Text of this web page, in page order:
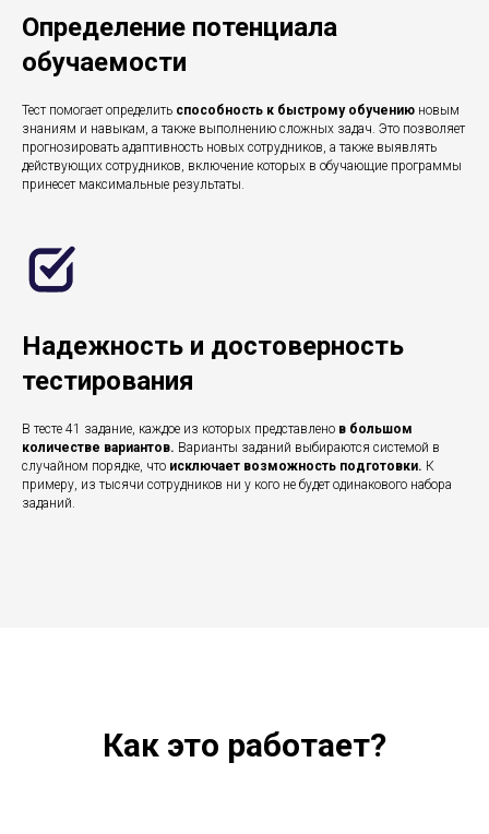
Определение потенциала
обучаемости
Тест помогает определить способность к быстрому обучению новым
знаниям и навыкам, а также выполнению сложных задач. Это позволяет
прогнозировать адаптивность новых сотрудников, а также выявлять
действующих сотрудников, включение которых в обучающие программы
принесет максимальные результаты.
Надежность и достоверность
тестирования
В тесте 41 задание, каждое из которых представлено в большом
количестве вариантов. Варианты заданий выбираются системой в
случайном порядке, что исключает возможность подготовки. К
примеру, из тысячи сотрудников ни у кого не будет одинакового набора
заданий.
Как это работает?